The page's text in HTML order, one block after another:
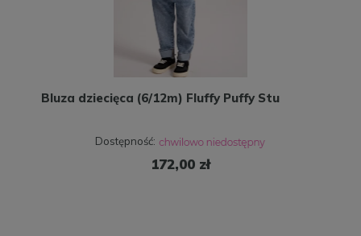
Bluza dziecięca (6/12m) Fluffy Puffy Stu
Dostępność:
172,00 zł